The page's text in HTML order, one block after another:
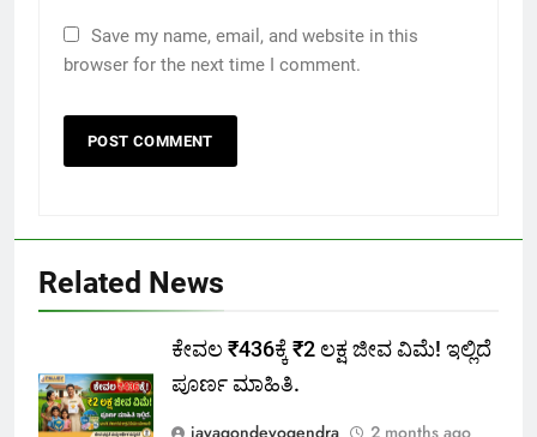
Save my name, email, and website in this
browser for the next time I comment.
Related News
ಕೇವಲ ₹436ಕ್ಕೆ ₹2 ಲಕ್ಷ ಜೀವ ವಿಮೆ! ಇಲ್ಲಿದೆ
ಪೂರ್ಣ ಮಾಹಿತಿ.
jayagondeyogendra
2 months ago